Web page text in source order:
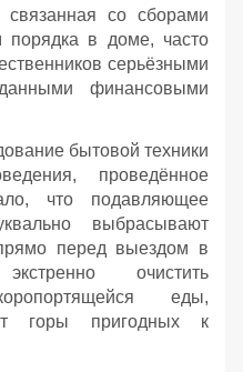
связанная со сборами
порядка в доме, часто
серьёзными
финансовыми
бытовой техники
проведённое
что подавляющее
выбрасывают
перед выездом в
очистить
еды,
горы пригодных к